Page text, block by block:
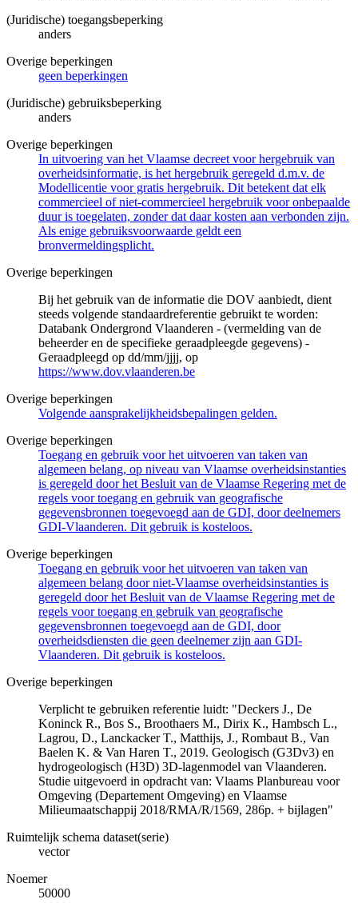
(Juridische) toegangsbeperking
anders
Overige beperkingen
geen beperkingen
(Juridische) gebruiksbeperking
anders
Overige beperkingen
In uitvoering van het Vlaamse decreet voor hergebruik van
overheidsinformatie, is het hergebruik geregeld d.m.v. de
Modellicentie voor gratis hergebruik. Dit betekent dat elk
commercieel of niet-commercieel hergebruik voor onbepaalde
duur is toegelaten, zonder dat daar kosten aan verbonden zijn.
Als enige gebruiksvoorwaarde geldt een
bronvermeldingsplicht.
Overige beperkingen
Bij het gebruik van de informatie die DOV aanbiedt, dient
steeds volgende standaardreferentie gebruikt te worden:
Databank Ondergrond Vlaanderen - (vermelding van de
beheerder en de specifieke geraadpleegde gegevens) -
Geraadpleegd op dd/mm/jjjj, op
https://www.dov.vlaanderen.be
Overige beperkingen
Volgende aansprakelijkheidsbepalingen gelden.
Overige beperkingen
Toegang en gebruik voor het uitvoeren van taken van
algemeen belang, op niveau van Vlaamse overheidsinstanties
is geregeld door het Besluit van de Vlaamse Regering met de
regels voor toegang en gebruik van geografische
gegevensbronnen toegevoegd aan de GDI, door deelnemers
GDI-Vlaanderen. Dit gebruik is kosteloos.
Overige beperkingen
Toegang en gebruik voor het uitvoeren van taken van
algemeen belang door niet-Vlaamse overheidsinstanties is
geregeld door het Besluit van de Vlaamse Regering met de
regels voor toegang en gebruik van geografische
gegevensbronnen toegevoegd aan de GDI, door
overheidsdiensten die geen deelnemer zijn aan GDI-
Vlaanderen. Dit gebruik is kosteloos.
Overige beperkingen
Verplicht te gebruiken referentie luidt: "Deckers J., De
Koninck R., Bos S., Broothaers M., Dirix K., Hambsch L.,
Lagrou, D., Lanckacker T., Matthijs, J., Rombaut B., Van
Baelen K. & Van Haren T., 2019. Geologisch (G3Dv3) en
hydrogeologisch (H3D) 3D-lagenmodel van Vlaanderen.
Studie uitgevoerd in opdracht van: Vlaams Planbureau voor
Omgeving (Departement Omgeving) en Vlaamse
Milieumaatschappij 2018/RMA/R/1569, 286p. + bijlagen"
Ruimtelijk schema dataset(serie)
vector
Noemer
50000